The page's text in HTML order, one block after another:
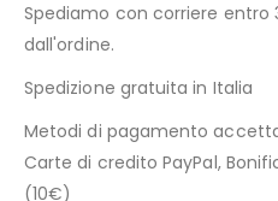
Spediamo con corriere entro
dall'ordine.
Spedizione gratuita in Italia
Metodi di pagamento
Carte di credito PayPal,
(10€)